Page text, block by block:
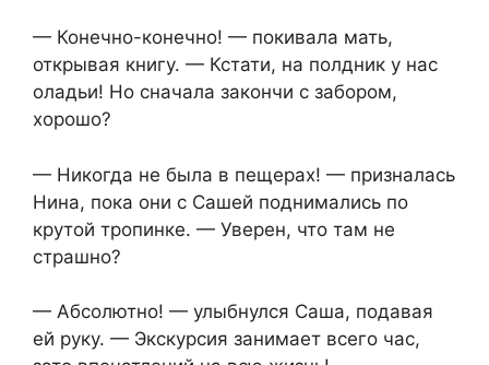
— Конечно-конечно! — покивала мать,
открывая книгу. — Кстати, на полдник у нас
оладьи! Но сначала закончи с забором,
хорошо?
— Никогда не была в пещерах! — призналась
Нина, пока они с Сашей поднимались по
крутой тропинке. — Уверен, что там не
страшно?
— Абсолютно! — улыбнулся Саша, подавая
ей руку. — Экскурсия занимает всего час,